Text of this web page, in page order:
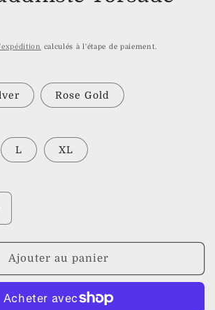
calculés à l'étape de paiement.
Rose Gold
L XL
Torsadé
Ajouter au panier